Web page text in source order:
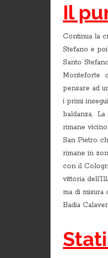
Il
Continua la
Stefano e
Santo
Monteforte
pensare ad
i primi
baldanza.
rimane
San Pietro
rimane in
con il
vittoria
ma di
Badia